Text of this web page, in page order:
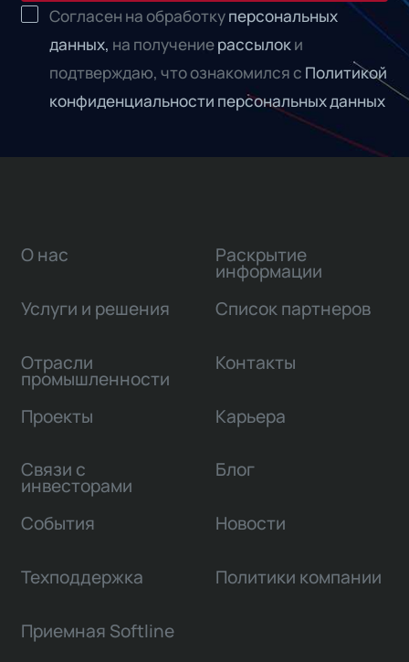
Согласен на обработкуперсональных
данных, на получениерассылоки
подтверждаю, что ознакомился с Политикой
конфиденциальности персональных данных
О нас
Услуги и решения
Отрасли
промышленности
Проекты
Связи с
инвесторами
Раскрытие
информации
Список партнеров
Контакты
Карьера
Блог
События Новости
Техподдержка Политики компании
Приемная Softline